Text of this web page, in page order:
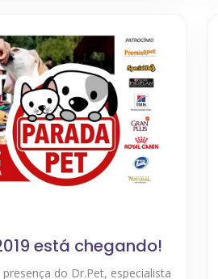
está chegando!
do Dr.Pet, especialista